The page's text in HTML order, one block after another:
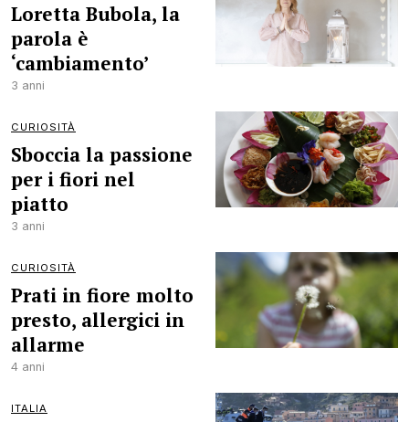
Loretta Bubola, la
parola è
‘cambiamento’
3 anni
CURIOSITÀ
Sboccia la passione
per i fiori nel
piatto
3 anni
CURIOSITÀ
Prati in fiore molto
presto, allergici in
allarme
4 anni
ITALIA